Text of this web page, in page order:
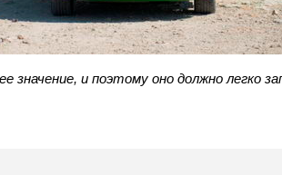
и поэтому оно должно легко